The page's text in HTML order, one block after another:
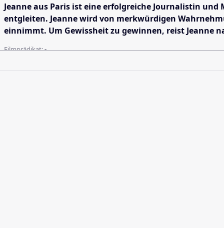
Jeanne aus Paris ist eine erfolgreiche Journalistin
entgleiten. Jeanne wird von merkwürdigen
einnimmt. Um Gewissheit zu gewinnen, reist Jeanne
Filmprädikat:-